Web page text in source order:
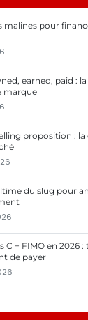
malines pour
earned, paid :
marque
proposition :
du slug pour
C + FIMO en 2026
de payer